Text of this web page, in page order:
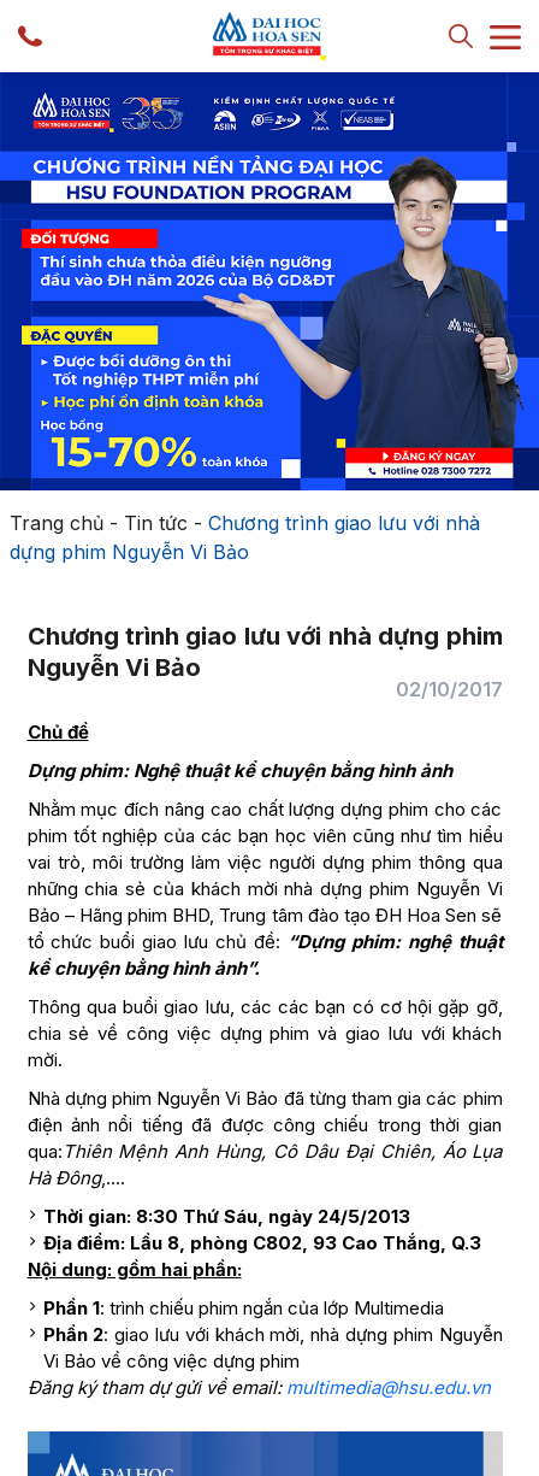
Trang chủ- Tin tức - Chương trình giao lưu với nhà
dựng phim Nguyễn Vi Bảo
Chương trình giao lưu với nhà dựng phim
Nguyễn Vi Bảo
02/10/2017
Chủ đề
Dựng phim: Nghệ thuật kể chuyện bằng hình ảnh
Nhằm mục đích nâng cao chất lượng dựng phim cho các
phim tốt nghiệp của các bạn học viên cũng như tìm hiểu
vai trò, môi trường làm việc người dựng phim thông qua
những chia sẻ của khách mời nhà dựng phim Nguyễn Vi
Bảo – Hãng phim BHD, Trung tâm đào tạo ĐH Hoa Sen sẽ
tổ chức buổi giao lưu chủ đề: “Dựng phim: nghệ thuật
kể chuyện bằng hình ảnh”.
Thông qua buổi giao lưu, các các bạn có cơ hội gặp gỡ,
chia sẻ về công việc dựng phim và giao lưu với khách
mời.
Nhà dựng phim Nguyễn Vi Bảo đã từng tham gia các phim
điện ảnh nổi tiếng đã được công chiếu trong thời gian
qua: Thiên Mệnh Anh Hùng, Cô Dâu Đại Chiên, Áo Lụa
Hà Đông,….
Thời gian: 8:30 Thứ Sáu, ngày 24/5/2013
Địa điểm: Lầu 8, phòng C802, 93 Cao Thắng, Q.3
Nội dung: gồm hai phần:
Phần 1: trình chiếu phim ngắn của lớp Multimedia
Phần 2: giao lưu với khách mời, nhà dựng phim Nguyễn
Vi Bảo về công việc dựng phim
Đăng ký tham dự gửi về email: multimedia@hsu.edu.vn